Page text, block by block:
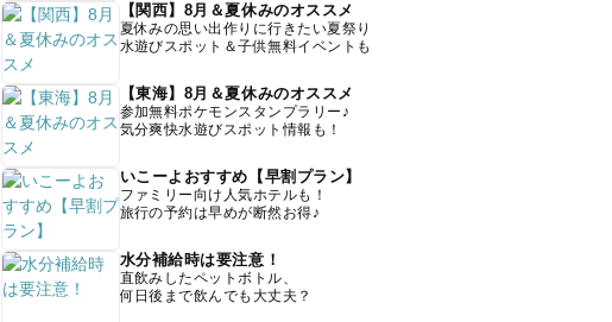
【関西】8月＆夏休みのオススメ
夏休みの思い出作りに行きたい夏祭り
水遊びスポット＆子供無料イベントも
【東海】8月＆夏休みのオススメ
参加無料ポケモンスタンプラリー♪
気分爽快水遊びスポット情報も！
いこーよおすすめ【早割プラン】
ファミリー向け人気ホテルも！
旅行の予約は早めが断然お得♪
水分補給時は要注意！
直飲みしたペットボトル、
何日後まで飲んでも大丈夫？